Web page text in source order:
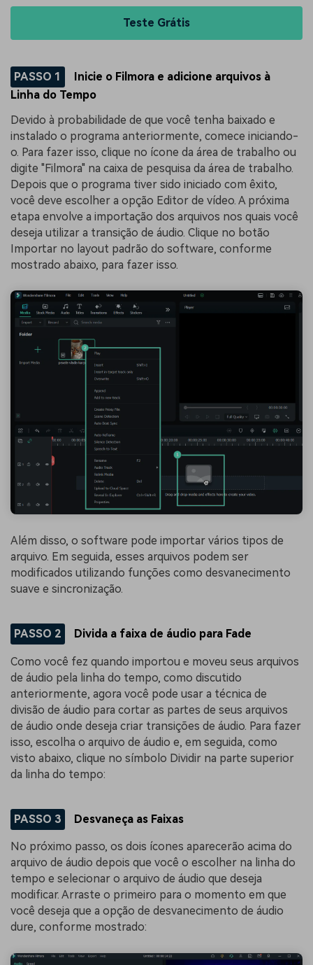
Teste Grátis
PASSO 1
Inicie o Filmora e adicione arquivos à
Linha do Tempo
Devido à probabilidade de que você tenha baixado e
instalado o programa anteriormente, comece iniciando-
o. Para fazer isso, clique no ícone da área de trabalho ou
digite "Filmora" na caixa de pesquisa da área de trabalho.
Depois que o programa tiver sido iniciado com êxito,
você deve escolher a opção Editor de vídeo. A próxima
etapa envolve a importação dos arquivos nos quais você
deseja utilizar a transição de áudio. Clique no botão
Importar no layout padrão do software, conforme
mostrado abaixo, para fazer isso.
Além disso, o software pode importar vários tipos de
arquivo. Em seguida, esses arquivos podem ser
modificados utilizando funções como desvanecimento
suave e sincronização.
PASSO 2 Divida a faixa de áudio para Fade
Como você fez quando importou e moveu seus arquivos
de áudio pela linha do tempo, como discutido
anteriormente, agora você pode usar a técnica de
divisão de áudio para cortar as partes de seus arquivos
de áudio onde deseja criar transições de áudio. Para fazer
isso, escolha o arquivo de áudio e, em seguida, como
visto abaixo, clique no símbolo Dividir na parte superior
da linha do tempo:
PASSO 3 Desvaneça as Faixas
No próximo passo, os dois ícones aparecerão acima do
arquivo de áudio depois que você o escolher na linha do
tempo e selecionar o arquivo de áudio que deseja
modificar. Arraste o primeiro para o momento em que
você deseja que a opção de desvanecimento de áudio
dure, conforme mostrado: